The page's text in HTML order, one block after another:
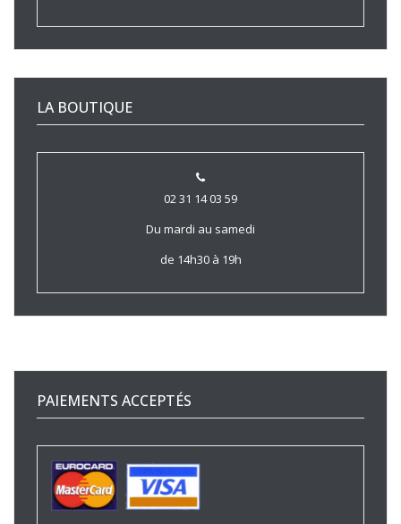
LA BOUTIQUE
02 31 14 03 59
Du mardi au samedi
de 14h30 à 19h
PAIEMENTS ACCEPTÉS